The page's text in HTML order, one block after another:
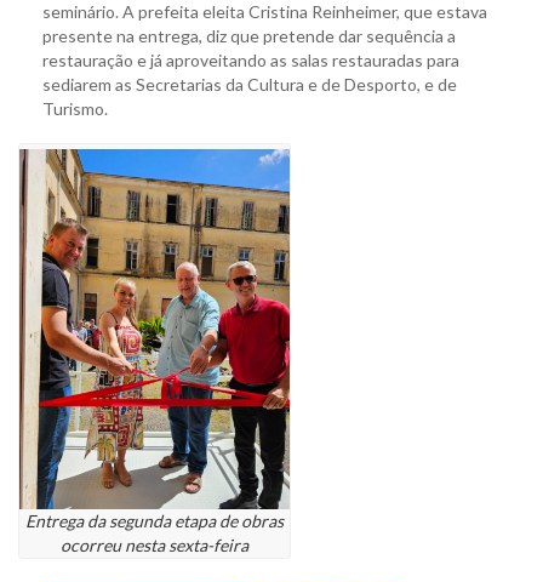
seminário. A prefeita eleita Cristina Reinheimer, que estava
presente na entrega, diz que pretende dar sequência a
restauração e já aproveitando as salas restauradas para
sediarem as Secretarias da Cultura e de Desporto, e de
Turismo.
Entrega da segunda etapa de obras
ocorreu nesta sexta-feira